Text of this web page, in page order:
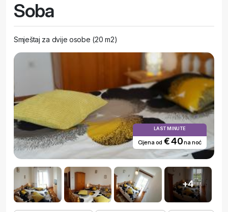
Soba
Smještaj za dvije osobe (20 m2)
LAST MINUTE
Cijena od € 40na noć
+4